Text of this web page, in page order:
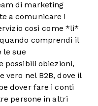
di marketing
a comunicare i
così come *li*
comprendi il
le sue
possibili obiezioni,
vero nel B2B, dove il
dover fare i conti
persone in altri